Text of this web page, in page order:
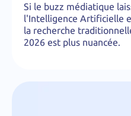
Si le buzz médiatique
l'Intelligence Artificielle
la recherche
2026 est plus nuancée.